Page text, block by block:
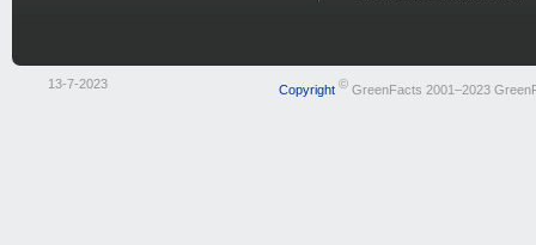
13-7-2023 Copyright ©GreenFacts 2001–2023